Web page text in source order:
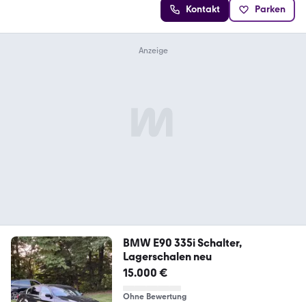
Kontakt Parken
BMW E90 335i Schalter,
Lagerschalen neu
15.000 €
Ohne Bewertung